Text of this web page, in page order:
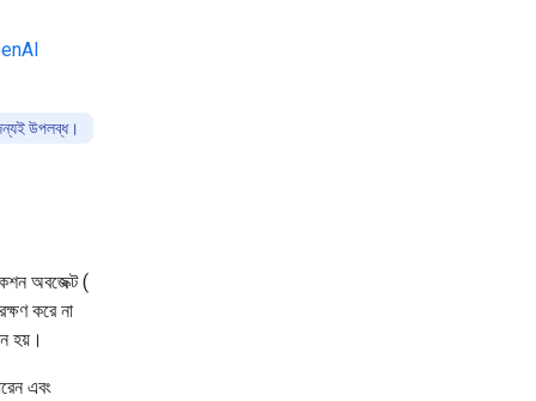
উপলব্ধ।
অবজেক্ট (
করে না
হয়।
এবং